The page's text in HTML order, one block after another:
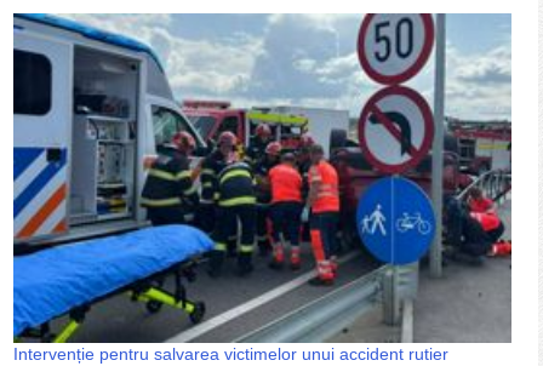
Intervenție pentru salvarea victimelor unui accident rutier